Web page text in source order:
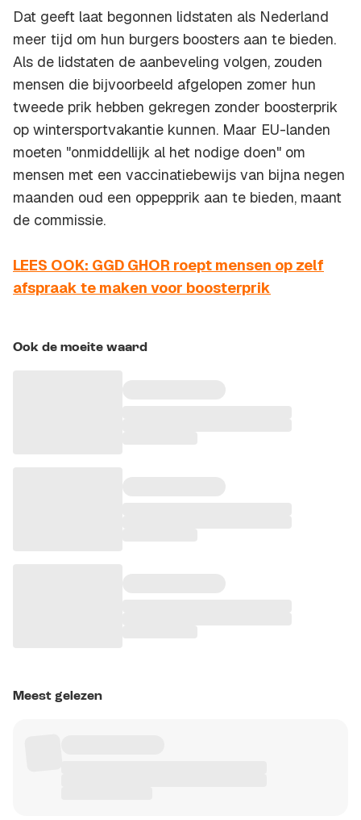
Dat geeft laat begonnen lidstaten als Nederland
meer tijd om hun burgers boosters aan te bieden.
Als de lidstaten de aanbeveling volgen, zouden
mensen die bijvoorbeeld afgelopen zomer hun
tweede prik hebben gekregen zonder boosterprik
op wintersportvakantie kunnen. Maar EU-landen
moeten "onmiddellijk al het nodige doen" om
mensen met een vaccinatiebewijs van bijna negen
maanden oud een oppepprik aan te bieden, maant
de commissie.
LEES OOK: GGD GHOR roept mensen op zelf
afspraak te maken voor boosterprik
Ook de moeite waard
Meest gelezen